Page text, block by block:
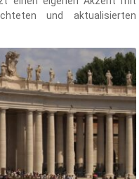
und aktualisierten